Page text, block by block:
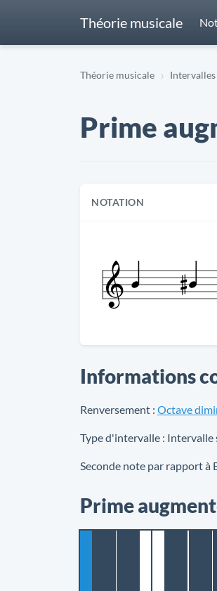
Théorie musicale
Théorie musicale Intervalles
Prime
NOTATION
Informations
Renversement : Octave
Type d'intervalle : Intervalle
Seconde note par rapport à
Prime